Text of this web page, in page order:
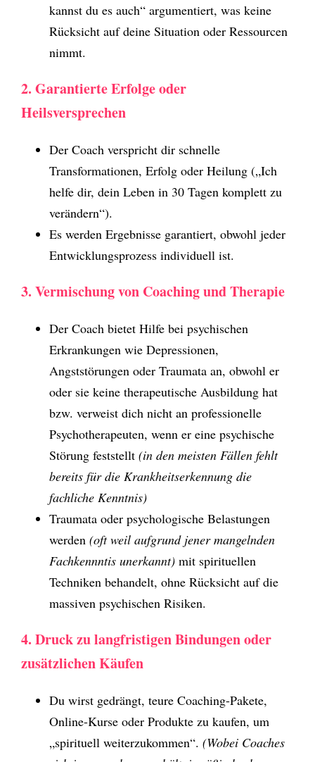
kannst du es auch“ argumentiert, was keine
Rücksicht auf deine Situation oder Ressourcen
nimmt.
2. Garantierte Erfolge oder
Heilsversprechen
Der Coach verspricht dir schnelle
Transformationen, Erfolg oder Heilung („Ich
helfe dir, dein Leben in 30 Tagen komplett zu
verändern“).
Es werden Ergebnisse garantiert, obwohl jeder
Entwicklungsprozess individuell ist.
3. Vermischung von Coaching und Therapie
Der Coach bietet Hilfe bei psychischen
Erkrankungen wie Depressionen,
Angststörungen oder Traumata an, obwohl er
oder sie keine therapeutische Ausbildung hat
bzw. verweist dich nicht an professionelle
Psychotherapeuten, wenn er eine psychische
Störung feststellt (in den meisten Fällen fehlt
bereits für die Krankheitserkennung die
fachliche Kenntnis)
Traumata oder psychologische Belastungen
werden (oft weil aufgrund jener mangelnden
Fachkennntis unerkannt) mit spirituellen
Techniken behandelt, ohne Rücksicht auf die
massiven psychischen Risiken.
4. Druck zu langfristigen Bindungen oder
zusätzlichen Käufen
Du wirst gedrängt, teure Coaching-Pakete,
Online-Kurse oder Produkte zu kaufen, um
„spirituell weiterzukommen“. (Wobei Coaches